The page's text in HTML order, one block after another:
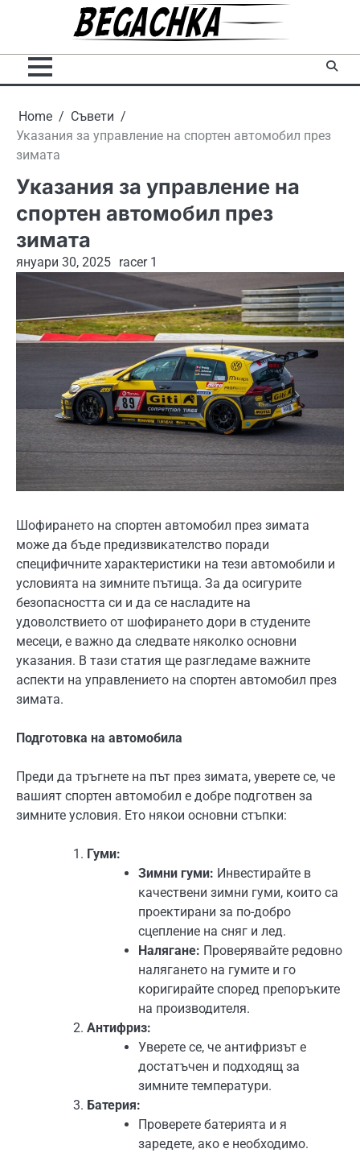
Home
Съвети
Указания за управление на спортен автомобил през
зимата
Указания за управление на
спортен автомобил през
зимата
януари 30, 2025 racer 1
Шофирането на спортен автомобил през зимата
може да бъде предизвикателство поради
специфичните характеристики на тези автомобили и
условията на зимните пътища. За да осигурите
безопасността си и да се насладите на
удоволствието от шофирането дори в студените
месеци, е важно да следвате няколко основни
указания. В тази статия ще разгледаме важните
аспекти на управлението на спортен автомобил през
зимата.
Подготовка на автомобила
Преди да тръгнете на път през зимата, уверете се, че
вашият спортен автомобил е добре подготвен за
зимните условия. Ето някои основни стъпки:
Гуми:
Зимни гуми: Инвестирайте в
качествени зимни гуми, които са
проектирани за по-добро
сцепление на сняг и лед.
Налягане: Проверявайте редовно
налягането на гумите и го
коригирайте според препоръките
на производителя.
Антифриз:
Уверете се, че антифризът е
достатъчен и подходящ за
зимните температури.
Батерия:
Проверете батерията и я
заредете, ако е необходимо.